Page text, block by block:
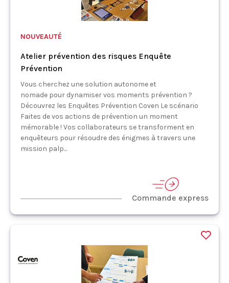
NOUVEAUTÉ
Atelier prévention des risques Enquête
Prévention
Vous cherchez une solution autonome et
nomade pour dynamiser vos moments prévention ?
Découvrez les Enquêtes Prévention Coven Le scénario
Faites de vos actions de prévention un moment
mémorable ! Vos collaborateurs se transforment en
enquêteurs pour résoudre des énigmes à travers une
mission palp...
Commande express